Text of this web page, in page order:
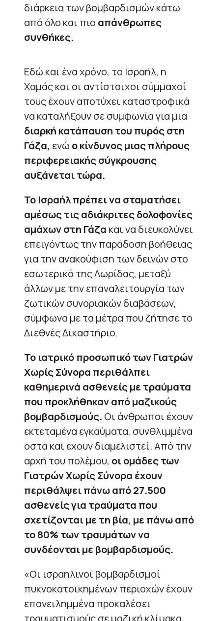
διάρκεια των βομβαρδισμών κάτω
από όλο και πιο απάνθρωπες
συνθήκες.
Εδώ και ένα χρόνο, το Ισραήλ, η
Χαμάς και οι αντίστοιχοι σύμμαχοί
τους έχουν αποτύχει καταστροφικά
να καταλήξουν σε συμφωνία για μια
διαρκή κατάπαυση του πυρός στη
Γάζα, ενώ ο κίνδυνος μιας πλήρους
περιφερειακής σύγκρουσης
αυξάνεται τώρα.
Το Ισραήλ πρέπει να σταματήσει
αμέσως τις αδιάκριτες δολοφονίες
αμάχων στη Γάζα και να διευκολύνει
επειγόντως την παράδοση βοήθειας
για την ανακούφιση των δεινών στο
εσωτερικό της Λωρίδας, μεταξύ
άλλων με την επαναλειτουργία των
ζωτικών συνοριακών διαβάσεων,
σύμφωνα με τα μέτρα που ζήτησε το
Διεθνές Δικαστήριο.
Το ιατρικό προσωπικό των Γιατρών
Χωρίς Σύνορα περιθάλπει
καθημερινά ασθενείς με τραύματα
που προκλήθηκαν από μαζικούς
βομβαρδισμούς. Οι άνθρωποι έχουν
εκτεταμένα εγκαύματα, συνθλιμμένα
οστά και έχουν διαμελιστεί. Από την
αρχή του πολέμου, οι ομάδες των
Γιατρών Χωρίς Σύνορα έχουν
περιθάλψει πάνω από 27.500
ασθενείς για τραύματα που
σχετίζονται με τη βία, με πάνω από
το 80% των τραυμάτων να
συνδέονται με βομβαρδισμούς.
«Οι ισραηλινοί βομβαρδισμοί
πυκνοκατοικημένων περιοχών έχουν
επανειλημμένα προκαλέσει
τραυματισμούς σε μαζική κλίμακα.